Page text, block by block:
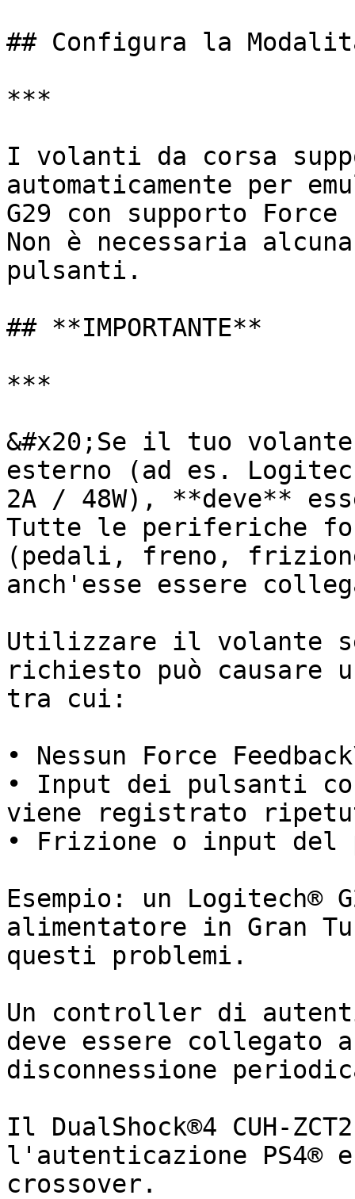
## Configura la
***
I volanti da corsa
automaticamente per
G29 con supporto Force
Non è necessaria
pulsanti.
## **IMPORTANTE**
***
&#x20;Se il tuo
esterno (ad es.
2A / 48W), **deve**
Tutte le periferiche
(pedali, freno,
anch'esse essere
Utilizzare il volante
richiesto può causare
tra cui:
• Nessun Force
• Input dei pulsanti
viene registrato
• Frizione o input del
Esempio: un Logitech®
alimentatore in Gran
questi problemi.
Un controller di
deve essere
disconnessione
Il DualShock®4 CUH-
l'autenticazione PS4®
crossover.